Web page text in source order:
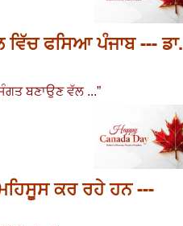
ਫਸਿਆ ਪੰਜਾਬ --- ਡਾ.
ਬਣਾਉਣ ਵੱਲ ...”
ਕਰ ਰਹੇ ਹਨ ---